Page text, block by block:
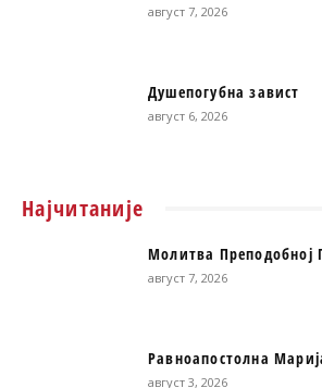
август 7, 2026
Душепогубна завист
август 6, 2026
Најчитаније
Молитва Преподобној
август 7, 2026
Равноапостолна
август 3, 2026